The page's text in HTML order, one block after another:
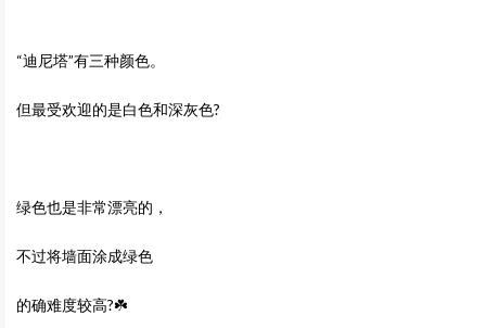
“迪尼塔”有三种颜色。
但最受欢迎的是白色和深灰色?
绿色也是非常漂亮的，
不过将墙面涂成绿色
的确难度较高?☘️